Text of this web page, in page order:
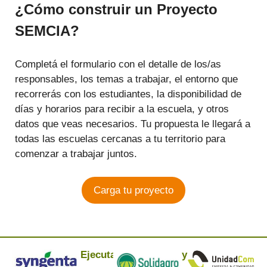
¿Cómo construir un Proyecto
SEMCIA?
Completá el formulario con el detalle de los/as
responsables, los temas a trabajar, el entorno que
recorrerás con los estudiantes, la disponibilidad de
días y horarios para recibir a la escuela, y otros
datos que veas necesarios. Tu propuesta le llegará a
todas las escuelas cercanas a tu territorio para
comenzar a trabajar juntos.
Carga tu proyecto
Ejecuta: y